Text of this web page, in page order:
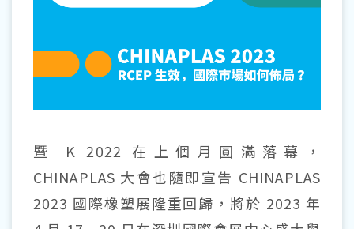
暨 K 2022 在上個月圓滿落幕，
CHINAPLAS 大會也隨即宣告 CHINAPLAS
2023 國際橡塑展隆重回歸，將於 2023 年